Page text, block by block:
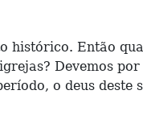
histórico. Então
Devemos
o deus deste